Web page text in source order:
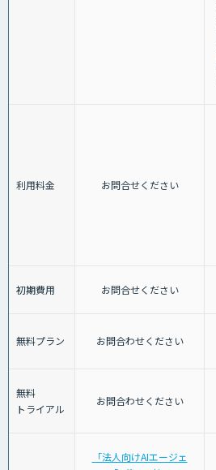
利用料金 お問合せください
初期費用 お問合せください
無料プラン お問合わせください
無料
トライアル
お問合わせください
「法人向けAIエージェ